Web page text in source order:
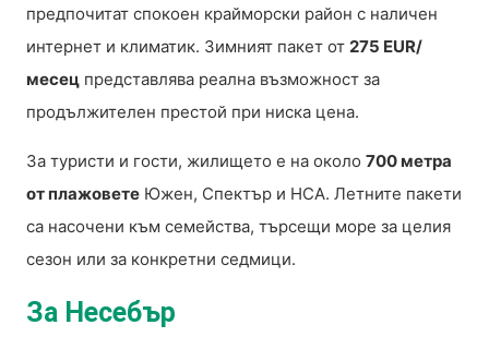
предпочитат спокоен крайморски район с наличен
интернет и климатик. Зимният пакет от 275 EUR/
месец представлява реална възможност за
продължителен престой при ниска цена.
За туристи и гости, жилището е на около 700 метра
от плажовете Южен, Спектър и НСА. Летните пакети
са насочени към семейства, търсещи море за целия
сезон или за конкретни седмици.
За Несебър